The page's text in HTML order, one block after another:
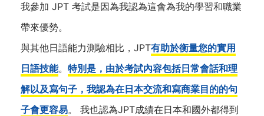
我參加 JPT 考試是因為我認為這會為我的學習和職業
帶來優勢。
與其他日語能力測驗相比，JPT有助於衡量您的實用
日語技能。 特別是，由於考試內容包括日常會話和理
解以及寫句子，我認為在日本交流和寫商業目的的句
子會更容易。 我也認為JPT成績在日本和國外都得到